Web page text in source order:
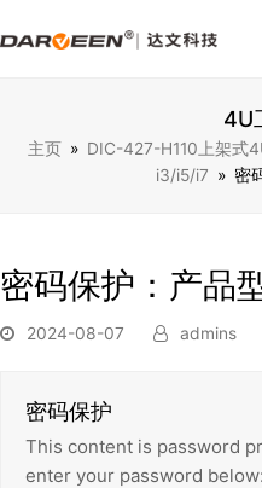
4U
主页 » DIC-427-H110上架式
i3/i5/i7 » 密
密码保护：产品
2024-08-07 admins
密码保护
This content is password
enter your password below: